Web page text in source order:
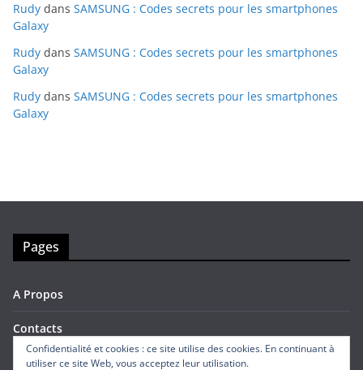
Rudy dans SAMSUNG : Codes secrets pour les smartphones
Galaxy
Rudy dans SAMSUNG : Codes secrets pour les smartphones
Galaxy
Rudy dans SAMSUNG : Codes secrets pour les smartphones
Galaxy
Pages
A Propos
Contacts
Confidentialité et cookies : ce site utilise des cookies. En continuant à
utiliser ce site Web, vous acceptez leur utilisation.